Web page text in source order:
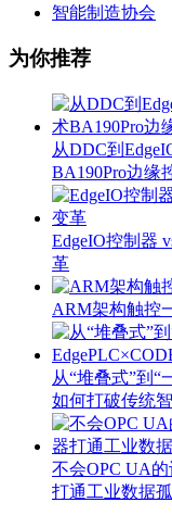
智能制造协会
为你推荐
从DDC到
BA190Pro边缘
EdgeIO控制器
革
ARM架构触控
从“堆叠式”到“
如何打破传统
不会OPC UA
打通工业数据